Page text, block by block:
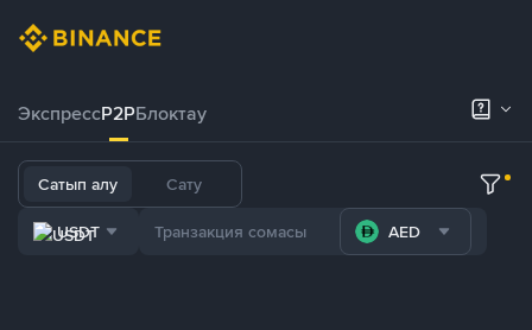
ЭкспрессP2PБлоктау
Сатып алу Сату
USDT AED